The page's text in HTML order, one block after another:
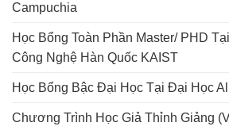
Campuchia
Học Bổng Toàn Phần Master/ PHD
Công Nghệ Hàn Quốc KAIST
Học Bổng Bậc Đại Học Tại Đại Học
Chương Trình Học Giả Thỉnh Giảng